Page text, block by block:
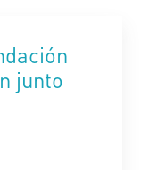
junto